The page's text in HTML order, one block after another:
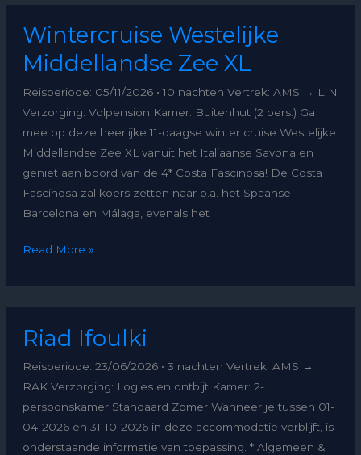
Wintercruise Westelijke
Middellandse Zee XL
Reisperiode: 05/11/2026 • 10 nachten Vertrek: AMS → LIN
Verzorging: Volpension Kamer: Buitenhut (2 pers.) Ga
mee op deze heerlijke 11-daagse winter cruise Westelijke
Middellandse Zee XL vanuit het Italiaanse Savona en
geniet aan boord van de 4* Costa Fascinosa! De Costa
Fascinosa zal koers zetten naar o.a. het Spaanse
Barcelona en Málaga, evenals het
Westelijke
Middellandse
Zee
XL
Read More »
Riad Ifoulki
Reisperiode: 23/06/2026 • 3 nachten Vertrek: AMS →
RAK Verzorging: Logies en ontbijt Kamer: 2-
persoonskamer Standaard Zomer Wanneer je tussen 01-
04-2026 en 31-10-2026 in deze accommodatie verblijft, is
onderstaande informatie van toepassing. * Algemeen &
Ifoulki